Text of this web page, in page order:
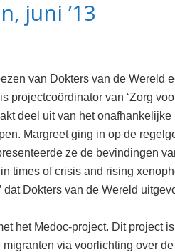
juni ’13
van Dokters van de Wereld
projectcoördinator van ‘Zorg
deel uit van het
Margreet ging in op de
ze de bevindingen
times of crisis and rising
Dokters van de Wereld
het Medoc-project. Dit project
via voorlichting over